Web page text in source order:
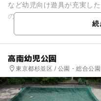
など幼児向け遊具が充実し
の公園。体をめいっぱい動
喜ぶこと間違いなし！ 園...続
高南幼児公園
東京都杉並区 / 公園・総合公園